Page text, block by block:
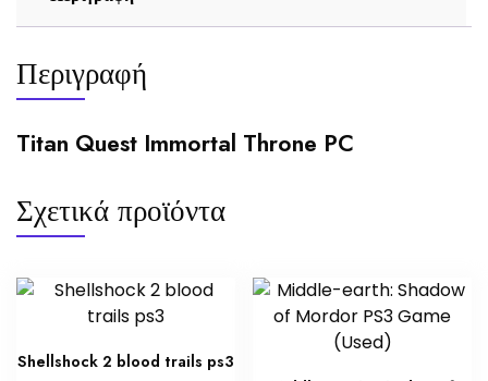
Περιγραφή
Titan Quest Immortal Throne PC
Σχετικά προϊόντα
Shellshock 2 blood trails ps3